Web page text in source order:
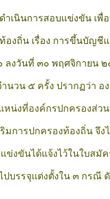
นินการสอบแข่งขัน เพื่
งถิ่น เรื่อง การขึ้นบัญชี
ลงวันที่ ๓๐ พฤศจิกายน
นวน ๕ ครั้ง ปรากฏว่า
หน่งที่องค์กรปกครองส่
การปกครองท้องถิ่น จึ
ขันได้แจ้งไว้ในใบสมัค
บรรจุแต่งตั้งใน ๓ กรณี